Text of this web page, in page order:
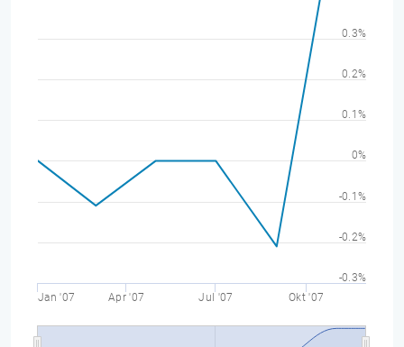
Jan '07 Apr '07 Jul '07 Okt '07
-0.3%
-0.2%
-0.1%
0%
0.1%
0.2%
0.3%